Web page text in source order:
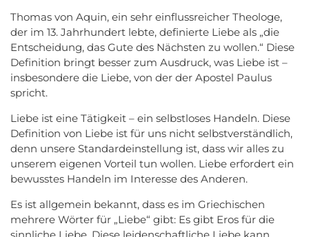
Thomas von Aquin, ein sehr einflussreicher Theologe,
der im 13. Jahrhundert lebte, definierte Liebe als „die
Entscheidung, das Gute des Nächsten zu wollen.“ Diese
Definition bringt besser zum Ausdruck, was Liebe ist –
insbesondere die Liebe, von der der Apostel Paulus
spricht.
Liebe ist eine Tätigkeit – ein selbstloses Handeln. Diese
Definition von Liebe ist für uns nicht selbstverständlich,
denn unsere Standardeinstellung ist, dass wir alles zu
unserem eigenen Vorteil tun wollen. Liebe erfordert ein
bewusstes Handeln im Interesse des Anderen.
Es ist allgemein bekannt, dass es im Griechischen
mehrere Wörter für „Liebe“ gibt: Es gibt Eros für die